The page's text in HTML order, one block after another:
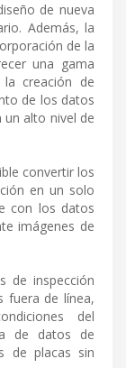
de nueva
Además, la
de la
una gama
creación de
de los datos
un alto nivel de
convertir los
en un solo
con los datos
imágenes de
de inspección
fuera de línea,
del
de datos de
de placas sin